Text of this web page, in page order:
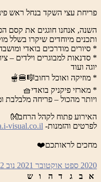
פריחת עצי השקד בנחל ראש
השנה, אנחנו חוגגים את קסם
ותכנים מיוחדים שיקרו בשלל
* סיורים מודרכים בואדי
* סדנאות למבוגרים וילדים –
יוגה ועוד
* מוזיקה ואוכל רחוב🎼🍔🫕
* מארזי פיקניק בואדי🧺
ויותר מהכול – פריחה מלבלבת
האירוע פתוח לקהל הרחב👐
לפרטים והזמנות- visual.co.il/
מחכים לראותכם❤️
2020 ספט אוקטובר 2021 נוב
א
ב ג ד ה ו
ש